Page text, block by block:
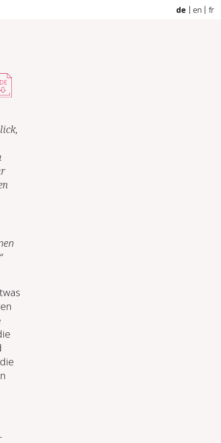
de en fr